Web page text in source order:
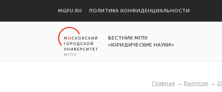
MGPU.RU ПОЛИТИКА КОНФИДЕНЦИАЛЬНОСТИ
ВЕСТНИК МГПУ
«ЮРИДИЧЕСКИЕ НАУКИ»
Главная → Выпуски →